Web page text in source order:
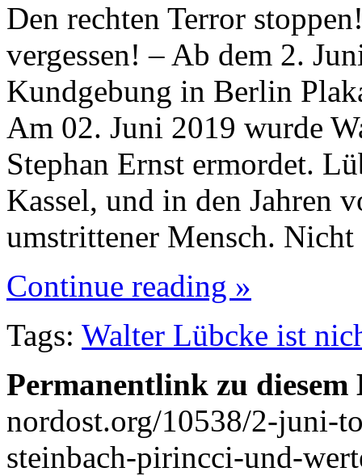
Den rechten Terror
vergessen! – Ab dem 2.
Kundgebung in Berlin
Am 02. Juni 2019 wurde
Stephan Ernst ermordet.
Kassel, und in den Jahren
umstrittener Mensch.
Continue reading »
Tags: Walter Lübcke ist
Permanentlink zu
nordost.org/10538/2-juni-
steinbach-pirincci-und-